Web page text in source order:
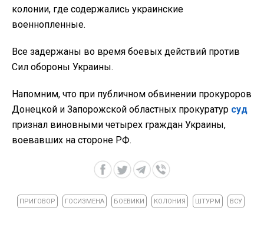
колонии, где содержались украинские
военнопленные.
Все задержаны во время боевых действий против
Сил обороны Украины.
Напомним, что при публичном обвинении прокуроров
Донецкой и Запорожской областных прокуратур суд
признал виновными четырех граждан Украины,
воевавших на стороне РФ.
ПРИГОВОР ГОСИЗМЕНА БОЕВИКИ КОЛОНИЯ ШТУРМ ВСУ